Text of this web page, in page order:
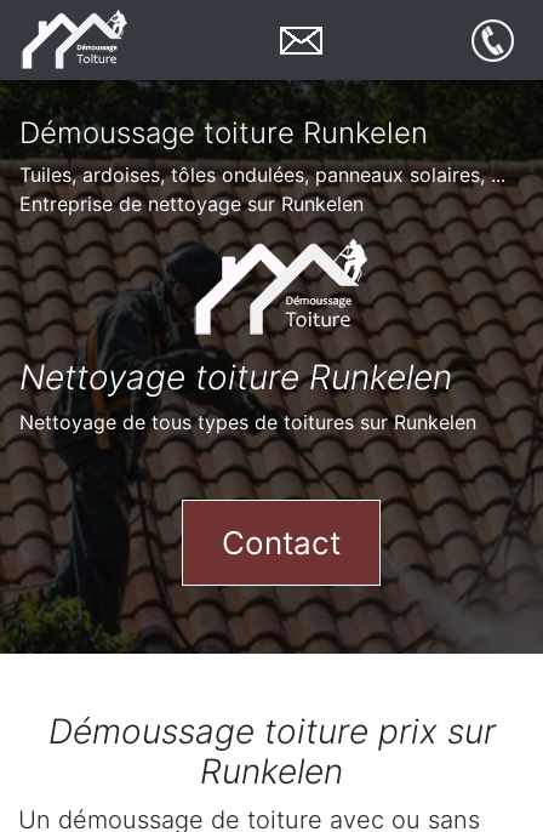
Démoussage toiture Runkelen
Tuiles, ardoises, tôles ondulées, panneaux solaires, ...
Entreprise de nettoyage sur Runkelen
Nettoyage toiture Runkelen
Nettoyage de tous types de toitures sur Runkelen
Contact
Démoussage toiture prix sur
Runkelen
Un démoussage de toiture avec ou sans